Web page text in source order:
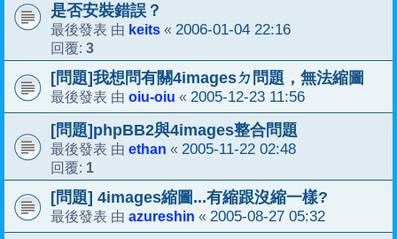
是否安裝錯誤？
最後發表 由 keits « 2006-01-04 22:16
回覆: 3
[問題]我想問有關4imagesㄉ問題，無法縮圖
最後發表 由 oiu-oiu « 2005-12-23 11:56
[問題]phpBB2與4images整合問題
最後發表 由 ethan « 2005-11-22 02:48
回覆: 1
[問題] 4images縮圖...有縮跟沒縮一樣?
最後發表 由 azureshin « 2005-08-27 05:32